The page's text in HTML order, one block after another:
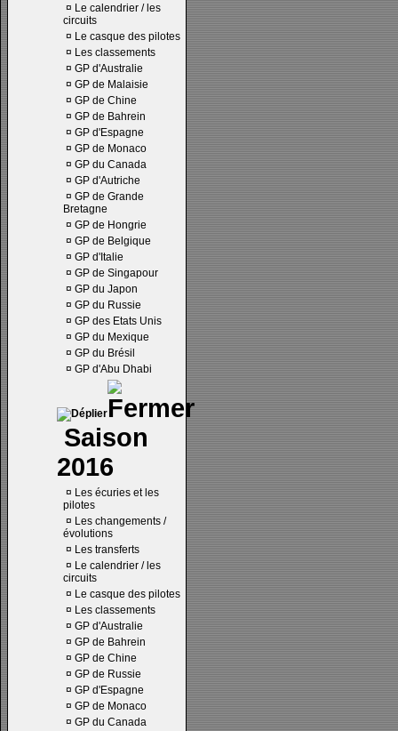
¤ Le calendrier / les
circuits
¤ Le casque des pilotes
¤ Les classements
¤ GP d'Australie
¤ GP de Malaisie
¤ GP de Chine
¤ GP de Bahrein
¤ GP d'Espagne
¤ GP de Monaco
¤ GP du Canada
¤ GP d'Autriche
¤ GP de Grande
Bretagne
¤ GP de Hongrie
¤ GP de Belgique
¤ GP d'Italie
¤ GP de Singapour
¤ GP du Japon
¤ GP du Russie
¤ GP des Etats Unis
¤ GP du Mexique
¤ GP du Brésil
¤ GP d'Abu Dhabi
Saison
2016
¤ Les écuries et les
pilotes
¤ Les changements /
évolutions
¤ Les transferts
¤ Le calendrier / les
circuits
¤ Le casque des pilotes
¤ Les classements
¤ GP d'Australie
¤ GP de Bahrein
¤ GP de Chine
¤ GP de Russie
¤ GP d'Espagne
¤ GP de Monaco
¤ GP du Canada